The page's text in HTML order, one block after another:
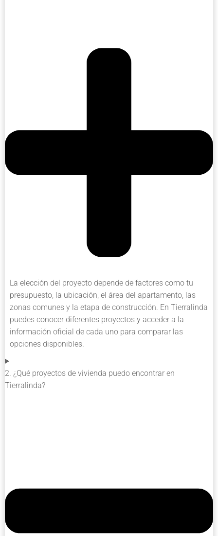
La elección del proyecto depende de factores como tu
presupuesto, la ubicación, el área del apartamento, las
zonas comunes y la etapa de construcción. En Tierralinda
puedes conocer diferentes proyectos y acceder a la
información oficial de cada uno para comparar las
opciones disponibles.
2. ¿Qué proyectos de vivienda puedo encontrar en
Tierralinda?